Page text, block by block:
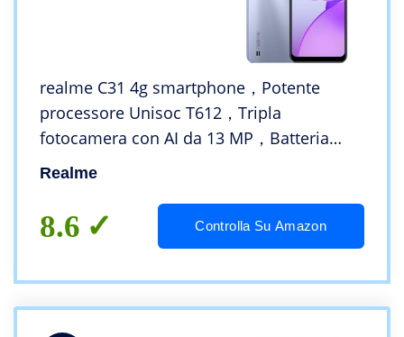
realme C31 4g smartphone，Potente
processore Unisoc T612，Tripla
fotocamera con AI da 13 MP，Batteria
massiva da 5000 mAh，Schermo intero da
Realme
8.6 Controlla Su Amazon